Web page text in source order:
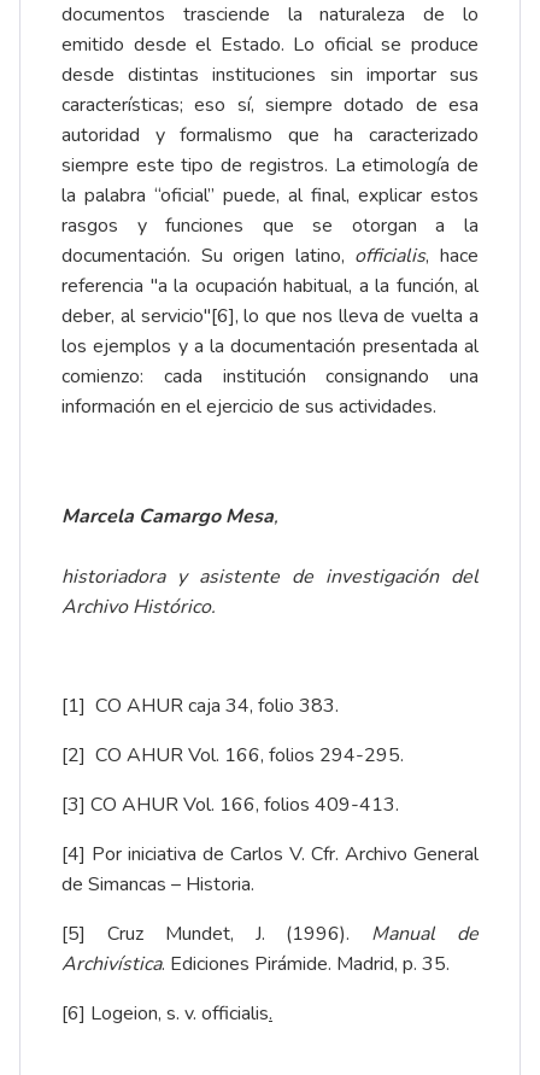
documentos trasciende la naturaleza de lo
emitido desde el Estado. Lo oficial se produce
desde distintas instituciones sin importar sus
características; eso sí, siempre dotado de esa
autoridad y formalismo que ha caracterizado
siempre este tipo de registros. La etimología de
la palabra “oficial” puede, al final, explicar estos
rasgos y funciones que se otorgan a la
documentación. Su origen latino, officialis, hace
referencia "a la ocupación habitual, a la función, al
deber, al servicio"[6], lo que nos lleva de vuelta a
los ejemplos y a la documentación presentada al
comienzo: cada institución consignando una
información en el ejercicio de sus actividades.
Marcela Camargo Mesa,
historiadora y asistente de investigación del
Archivo Histórico.
[1] CO AHUR caja 34, folio 383.
[2] CO AHUR Vol. 166, folios 294-295.
[3] CO AHUR Vol. 166, folios 409-413.
[4] Por iniciativa de Carlos V. Cfr. Archivo General
de Simancas – Historia.
[5] Cruz Mundet, J. (1996). Manual de
Archivística. Ediciones Pirámide. Madrid, p. 35.
[6] Logeion, s. v. officialis.